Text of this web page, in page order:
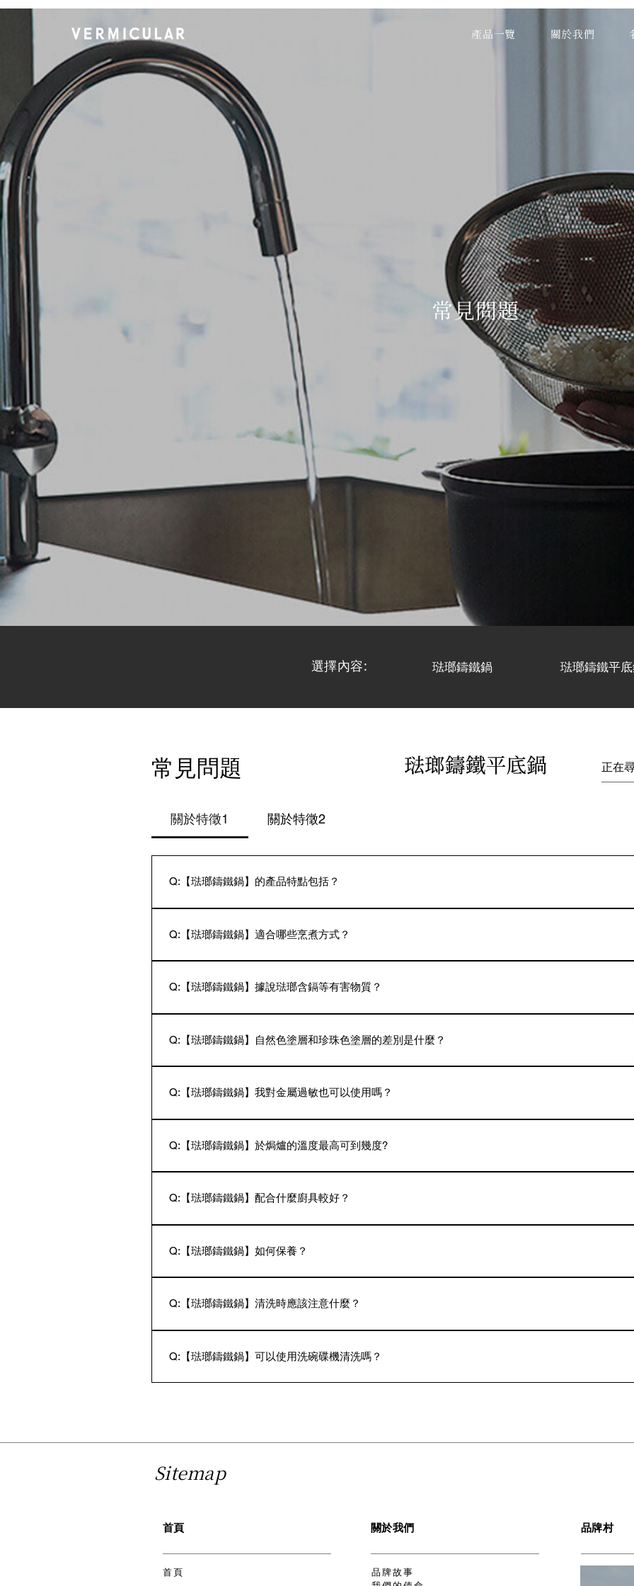
產品一覽 關於我們
常見問題
選擇內容: 琺瑯鑄鐵鍋 琺瑯鑄鐵平
常見問題
關於特徵1 關於特徵2
Q:【琺瑯鑄鐵鍋】的產品特點包括？
佳，延長烹調好菜式後的保溫時間。 3.高熱傳導率，熱度平均，可以將食材均勻導熱。 4.極佳的遠
Q:【琺瑯鑄鐵鍋】適合哪些烹煮方式？
Q:【琺瑯鑄鐵鍋】據說琺瑯含鎘等有害物質？
製品。
Q:【琺瑯鑄鐵鍋】自然色塗層和珍珠色塗層的差別是什麼？
保養方法及料理方式均相同。
Q:【琺瑯鑄鐵鍋】我對金屬過敏也可以使用嗎？
鑄鐵的狀態，而鍋蓋把手採不鏽鋼材質，在使用上請注意。
Q:【琺瑯鑄鐵鍋】於焗爐的溫度最高可到幾度?
溫度(~300℃)便會傷及琺瑯，因此不建議使用於焗爐。
Q:【琺瑯鑄鐵鍋】配合什麼廚具較好？
形，請盡量避免使用。
Q:【琺瑯鑄鐵鍋】如何保養？
潔乾淨以免污垢累積傷及琺瑯，即可完好保存琺瑯鑄鐵鍋。
Q:【琺瑯鑄鐵鍋】清洗時應該注意什麼？
Q:【琺瑯鑄鐵鍋】可以使用洗碗碟機清洗嗎？
Sitemap
首頁
首頁
關於我們
品牌故事
品牌村